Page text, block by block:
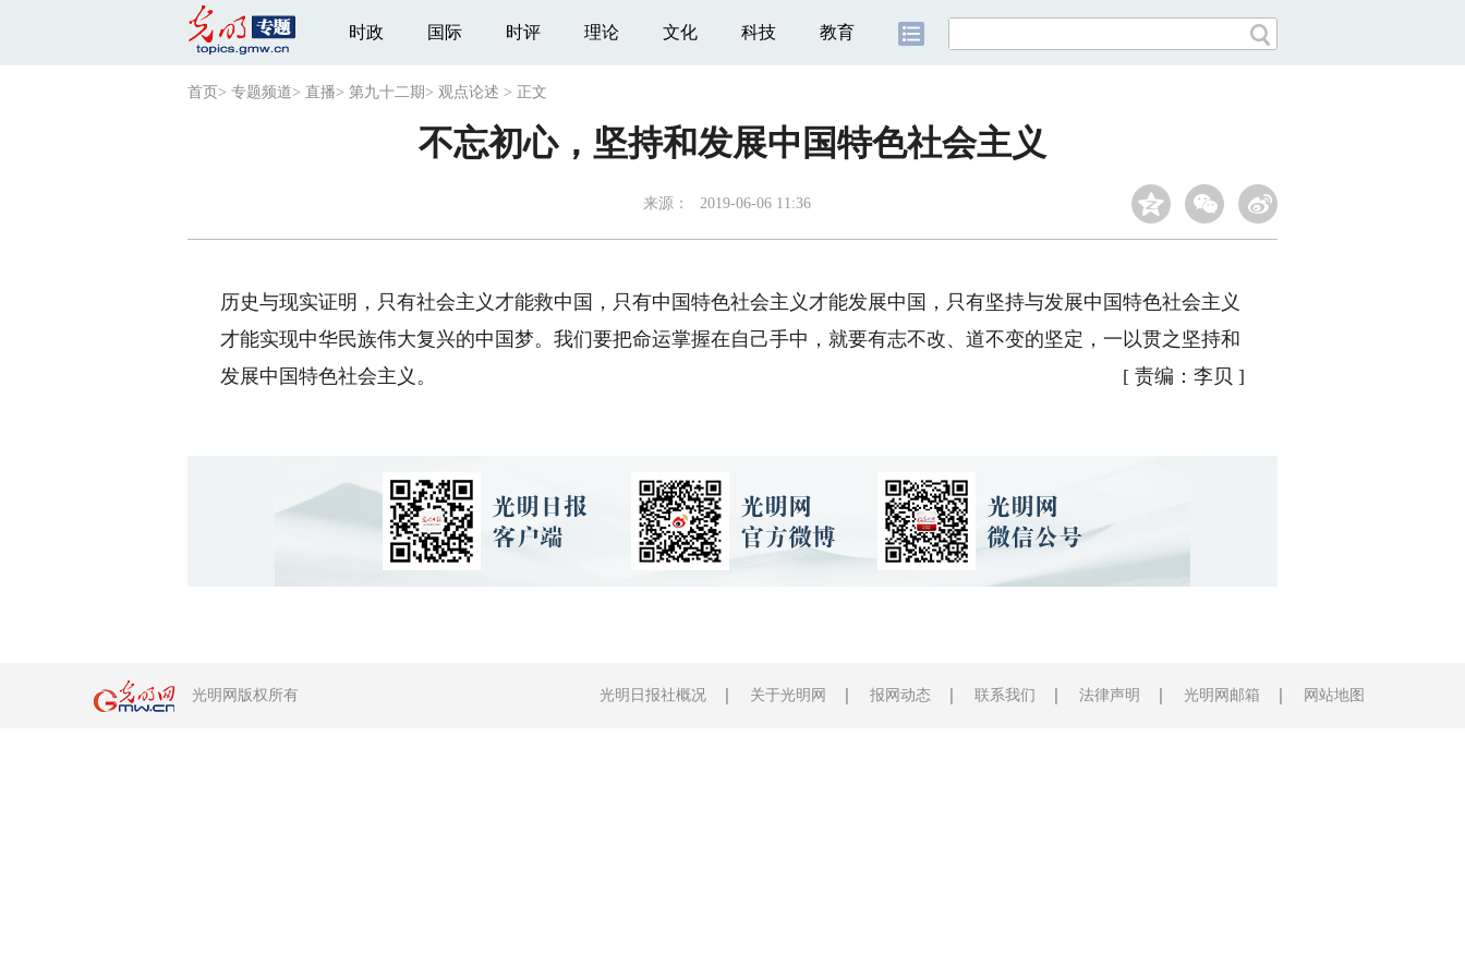
时政 国际 时评 理论 文化 科技 教育
首页 > 专题频道> 直播> 第九十二期> 观点论述 > 正文
不忘初心，坚持和发展中国特色社会主义
来源： 2019-06-06 11:36
历史与现实证明，只有社会主义才能救中国，只有中国特色社会主义才能发展中国，只有坚持与发展中国特色社会主义
才能实现中华民族伟大复兴的中国梦。我们要把命运掌握在自己手中，就要有志不改、道不变的坚定，一以贯之坚持和
发展中国特色社会主义。
[ 责编：李贝 ]
光明网版权所有 光明日报社概况 关于光明网 报网动态 联系我们 法律声明 光明网邮箱 网站地图